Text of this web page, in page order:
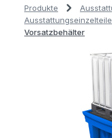
Produkte
Vorsatzbehälter
Bildergalerie